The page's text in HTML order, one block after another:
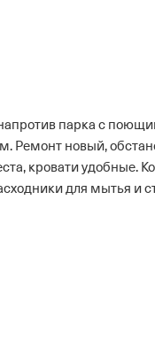
парка с
Ремонт новый,
кровати удобные.
для мытья и